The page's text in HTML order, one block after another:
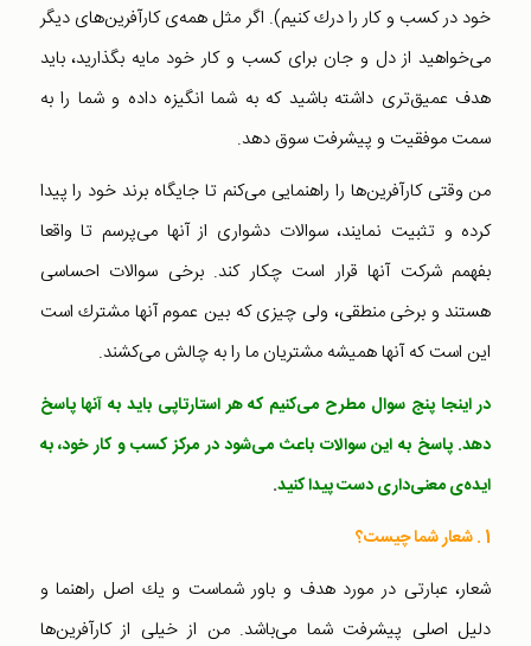
خود در كسب و كار را درك كنیم). اگر مثل همه‌ی كارآفرین‌های دیگر
می‌خواهید از دل و جان برای كسب و كار خود مایه بگذارید، باید
هدف عمیق‌تری داشته باشید كه به شما انگیزه داده و شما را به
سمت موفقیت و پیشرفت سوق دهد.
من وقتی كارآفرین‌ها را راهنمایی می‌كنم تا جایگاه برند خود را پیدا
كرده و تثبیت نمایند، سوالات دشواری از آنها می‌پرسم تا واقعا
بفهمم شركت آنها قرار است چكار كند. برخی سوالات احساسی
هستند و برخی منطقی، ولی چیزی كه بین عموم آنها مشترك است
این است كه آنها همیشه مشتریان ما را به چالش می‌كشند.
در اینجا پنج سوال مطرح می‌كنیم كه هر استارتاپی باید به آنها پاسخ
دهد. پاسخ به این سوالات باعث می‌شود در مركز كسب و كار خود، به
ایده‌ی معنی‌داری دست پیدا كنید.
1 . شعار شما چیست؟
شعار، عبارتی در مورد هدف و باور شماست و یك اصل راهنما و
دلیل اصلی پیشرفت شما می‌باشد. من از خیلی از كارآفرین‌ها